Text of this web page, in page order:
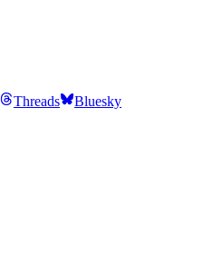
Threads Bluesky